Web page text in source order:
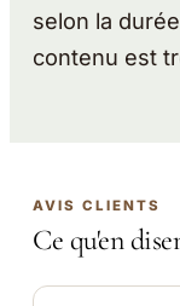
selon la
contenu est
AVIS CLIENTS
Ce qu'en